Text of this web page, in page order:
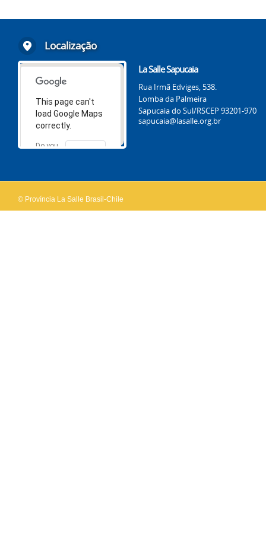
Localização
This page can't
load Google Maps
correctly.
Do you
OK
La Salle Sapucaia
Rua Irmã Edviges, 538.
Lomba da Palmeira
Sapucaia do Sul/RSCEP 93201-970
sapucaia@lasalle.org.br
© Província La Salle Brasil-Chile